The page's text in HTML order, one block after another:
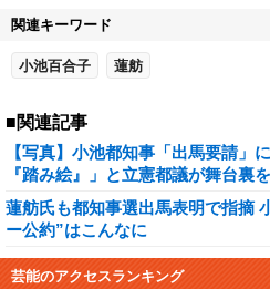
関連キーワード
小池百合子 蓮舫
■関連記事
【写真】小池都知事「出馬要請
『踏み絵』」と立憲都議が舞台裏
蓮舫氏も都知事選出馬表明で指摘
ー公約”はこんなに
芸能のアクセスランキング